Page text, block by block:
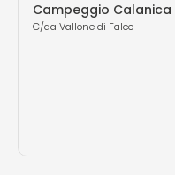
Campeggio Calanica
C/da Vallone di Falco